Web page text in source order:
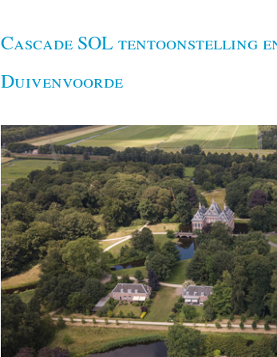
Cascade SOL tentoonstelling
Duivenvoorde